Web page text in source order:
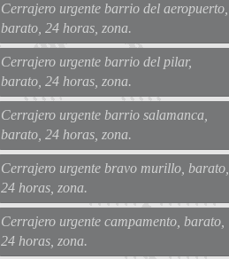
Cerrajero urgente barrio del aeropuerto,
barato, 24 horas, zona.
Cerrajero urgente barrio del pilar,
barato, 24 horas, zona.
Cerrajero urgente barrio salamanca,
barato, 24 horas, zona.
Cerrajero urgente bravo murillo, barato,
24 horas, zona.
Cerrajero urgente campamento, barato,
24 horas, zona.